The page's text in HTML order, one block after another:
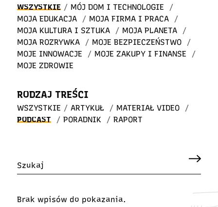
WSZYSTKIE / MÓJ DOM I TECHNOLOGIE
/
MOJA EDUKACJA
/ MOJA FIRMA I PRACA
/
MOJA KULTURA I SZTUKA
/ MOJA PLANETA
/
MOJA ROZRYWKA
/ MOJE BEZPIECZEŃSTWO
/
MOJE INNOWACJE
/ MOJE ZAKUPY I FINANSE
/
MOJE ZDROWIE
RODZAJ TREŚCI
WSZYSTKIE / ARTYKUŁ / MATERIAŁ VIDEO
/
PODCAST
/ PORADNIK / RAPORT
Brak wpisów do pokazania.